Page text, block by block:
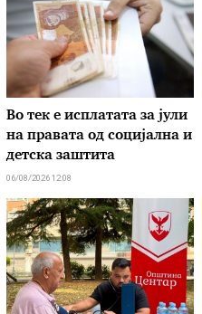
Во тек е исплатата за јули
на правата од социјална и
детска заштита
06/08/2026 12:08